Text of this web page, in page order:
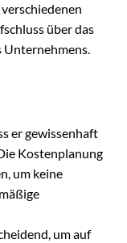
über das
Unternehmens.
er gewissenhaft
Kostenplanung
um keine
um auf